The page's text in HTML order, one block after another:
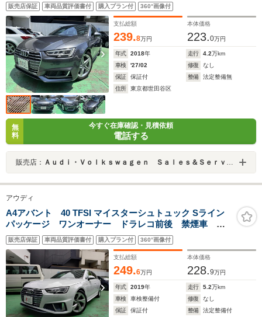
CarPlay オールウェザーライト パークソナー バック
カメラ ハーフレザーシート シートヒーター 禁煙
販売店保証 車両品質評価書付 購入プラン付 360°画像付
支払総額
239.8万円
本体価格
223.0万円
年式 2018年 走行 4.2万km
車検
'27/02 修復
なし
保証
保証付 整備
法定整備無
住所
東京都世田谷区
無
料
今すぐ在庫確認・見積依頼
電話する
販売店： Ａｕｄｉ・Ｖｏｌｋｓｗａｇｅｎ Ｓａｌｅｓ＆Ｓｅｒｖｉｃｅ 株式会社ユーロマチック
アウディ
A4アバント 40 TFSI マイスターシュトュック Sライン
パッケージ ワンオーナー ドラレコ前後 禁煙車 記
録簿 スペアキー
販売店保証 車両品質評価書付 購入プラン付 360°画像付
支払総額
249.6万円
本体価格
228.9万円
年式 2019年 走行 5.2万km
車検
車検整備付 修復
なし
保証
保証付 整備
法定整備付